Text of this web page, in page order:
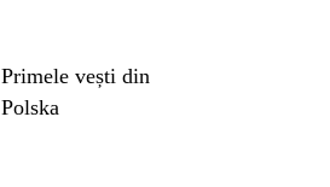
Primele vești din
Polska